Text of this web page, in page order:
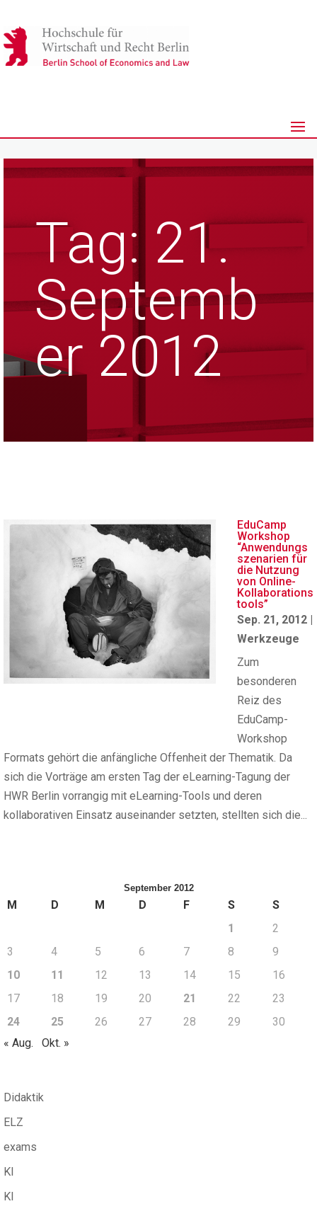
Tag: 21.
Septemb
er 2012
EduCamp
Workshop
“Anwendungs
szenarien für
die Nutzung
von Online-
Kollaborations
tools”
Sep. 21, 2012 |
Werkzeuge
Zum
besonderen
Reiz des
EduCamp-
Workshop
Formats gehört die anfängliche Offenheit der Thematik. Da
sich die Vorträge am ersten Tag der eLearning-Tagung der
HWR Berlin vorrangig mit eLearning-Tools und deren
kollaborativen Einsatz auseinander setzten, stellten sich die...
September 2012
M D M D F S
S
1
2
3
4 5 6 7 8
9
10
11 12 13 14 15
16
17
18 19 20 21 22
23
24
25 26 27 28 29
30
« Aug.
Okt. »
Didaktik
ELZ
exams
KI
KI